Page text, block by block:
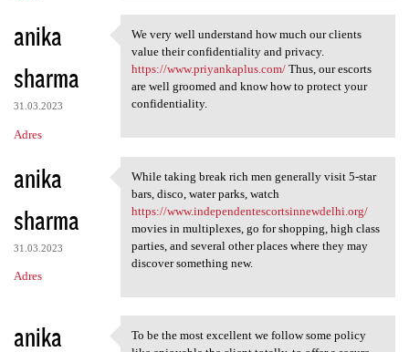
anika
sharma
31.03.2023
Adres
We very well understand how
We very well understand how much our clients
value their confidentiality and privacy.
https://www.priyankaplus.com/Thus, our escorts
are well groomed and know how to protect your
confidentiality.
anika
sharma
31.03.2023
Adres
While taking break rich men
While taking break rich men generally visit 5-star
bars, disco, water parks, watch
https://www.independentescortsinnewdelhi.org/
movies in multiplexes, go for shopping, high class
parties, and several other places where they may
discover something new.
anika
To be the most excellent we follow some policy